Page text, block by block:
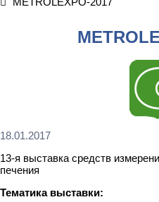
18.01.2017
13-я выставка средств
печения
Тематика выставки: